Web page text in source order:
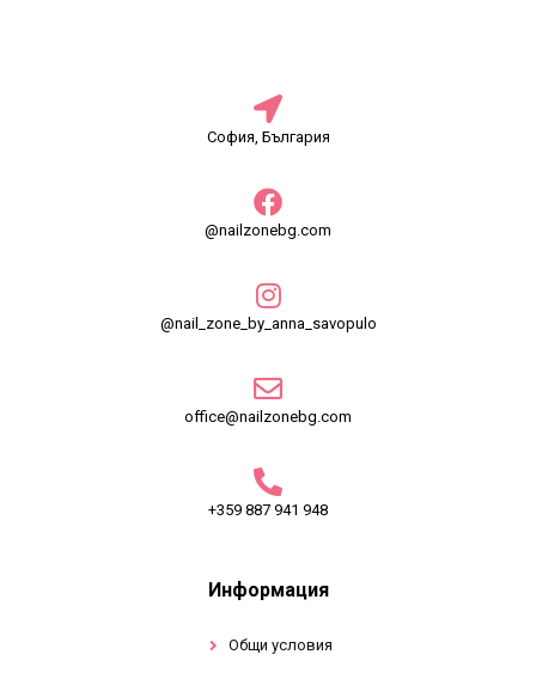
София, България
@nailzonebg.com
@nail_zone_by_anna_savopulo
office@nailzonebg.com
+359 887 941 948
Информация
Общи условия